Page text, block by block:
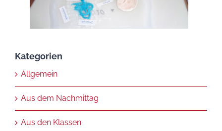
Kategorien
Allgemein
Aus dem Nachmittag
Aus den Klassen